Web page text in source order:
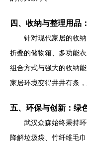
四、收纳与整理用品
针对现代家居的收
折叠的储物箱、多功能
组合方式与强大的收纳
家居环境变得井井有条
五、环保与创新：绿
武汉众森始终秉持
降解垃圾袋、竹纤维毛